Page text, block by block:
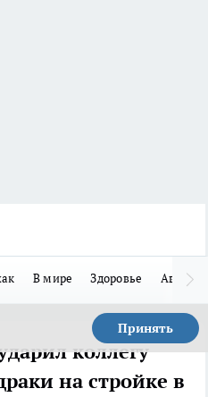
В мире Здоровье Авто
Принять
коллегу
на стройке в